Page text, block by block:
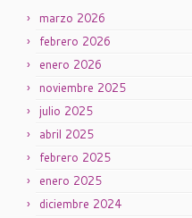
marzo 2026
febrero 2026
enero 2026
noviembre 2025
julio 2025
abril 2025
febrero 2025
enero 2025
diciembre 2024